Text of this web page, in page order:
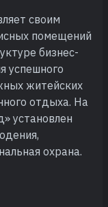
своим
помещений
бизнес-
успешного
житейских
отдыха. На
установлен
охрана.